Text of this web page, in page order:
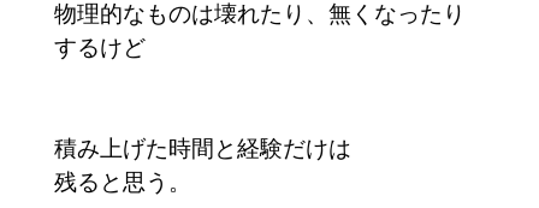
物理的なものは壊れたり、無くなったり
するけど
積み上げた時間と経験だけは
残ると思う。